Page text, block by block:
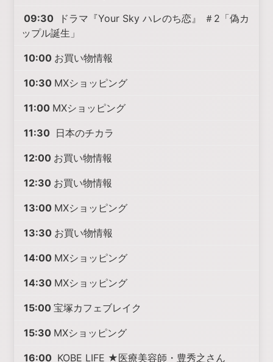
09:30
ドラマ『Your Sky ハレのち恋』 ＃2「偽カ
ップル誕生」
10:00 お買い物情報
10:30 MXショッピング
11:00 MXショッピング
11:30 日本のチカラ
12:00 お買い物情報
12:30 お買い物情報
13:00 MXショッピング
13:30 お買い物情報
14:00 MXショッピング
14:30 MXショッピング
15:00 宝塚カフェブレイク
15:30 MXショッピング
16:00 KOBE LIFE ★医療美容師・豊秀之さん